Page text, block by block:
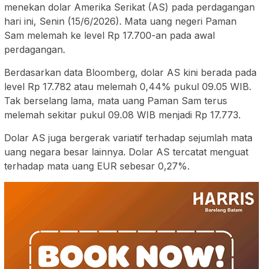
menekan dolar Amerika Serikat (AS) pada perdagangan
hari ini, Senin (15/6/2026). Mata uang negeri Paman
Sam melemah ke level Rp 17.700-an pada awal
perdagangan.
Berdasarkan data Bloomberg, dolar AS kini berada pada
level Rp 17.782 atau melemah 0,44% pukul 09.05 WIB.
Tak berselang lama, mata uang Paman Sam terus
melemah sekitar pukul 09.08 WIB menjadi Rp 17.773.
Dolar AS juga bergerak variatif terhadap sejumlah mata
uang negara besar lainnya. Dolar AS tercatat menguat
terhadap mata uang EUR sebesar 0,27%.